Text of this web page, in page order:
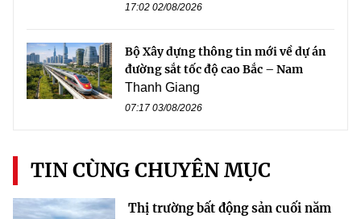
17:02 02/08/2026
Bộ Xây dựng thông tin mới về dự án
đường sắt tốc độ cao Bắc – Nam
Thanh Giang
07:17 03/08/2026
TIN CÙNG CHUYÊN MỤC
Thị trường bất động sản cuối năm